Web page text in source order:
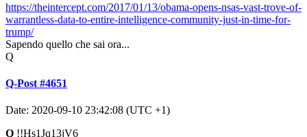
https://theintercept.com/2017/01/13/obama-opens-nsas-vast-trove-of-
warrantless-data-to-entire-intelligence-community-just-in-time-for-
trump/
Sapendo quello che sai ora...
Q
Q-Post #4651
Date: 2020-09-10 23:42:08 (UTC +1)
Q !!Hs1Jq13jV6